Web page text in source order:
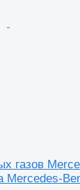
газов
Mercedes-